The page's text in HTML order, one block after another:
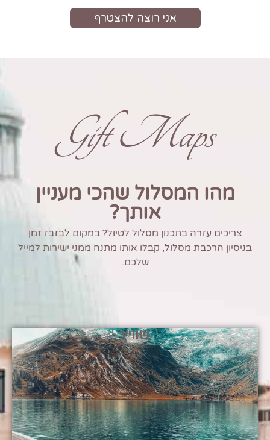
Gift Maps
מהו המסלול שהכי מעניין
אותך?
צריכים עזרה בתכנון מסלול לטיול? במקום לבזבז זמן
בניסיון הרכבת מסלול, קבלו אותו מתנה ממני ישירות למייל
שלכם.
שוויץ